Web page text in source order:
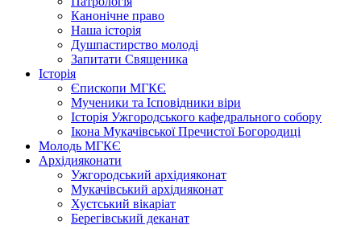
Канонічне право
Наша історія
Душпастирство молоді
Запитати Священика
Історія
Єпископи МГКЄ
Мученики та Ісповідники віри
Історія Ужгородського кафедрального собору
Ікона Мукачівської Пречистої Богородиці
Молодь МГКЄ
Архідияконати
Ужгородський архідияконат
Мукачівський архідияконат
Хустський вікаріат
Берегівський деканат